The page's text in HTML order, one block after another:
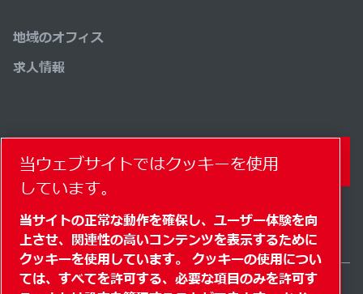
地域のオフィス
求人情報
コンタクトフォーム
当ウェブサイトではクッキーを使用
しています。
当サイトの正常な動作を確保し、ユーザー体験を向
上させ、関連性の高いコンテンツを表示するために
クッキーを使用しています。 クッキーの使用につい
ては、すべてを許可する、必要な項目のみを許可す